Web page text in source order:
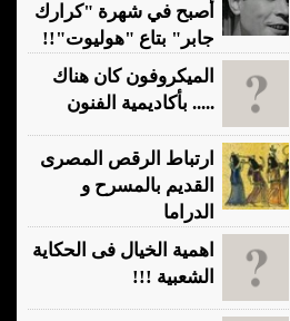
أصبح في شهرة "كرارك
جابر" بتاع "هوليوت"!!
الميكروفون كان هناك
..... بأكاديمية الفنون
ارتباط الرقص المصرى
القديم بالمسرح و
الدراما
اهمية الخيال فى الحكاية
الشعبية !!!